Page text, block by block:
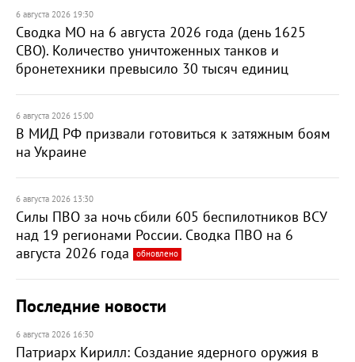
6 августа 2026 19:30
Сводка МО на 6 августа 2026 года (день 1625
СВО). Количество уничтоженных танков и
бронетехники превысило 30 тысяч единиц
6 августа 2026 15:00
В МИД РФ призвали готовиться к затяжным боям
на Украине
6 августа 2026 13:30
Силы ПВО за ночь сбили 605 беспилотников ВСУ
над 19 регионами России. Сводка ПВО на 6
августа 2026 года
обновлено
Последние новости
6 августа 2026 16:30
Патриарх Кирилл: Создание ядерного оружия в